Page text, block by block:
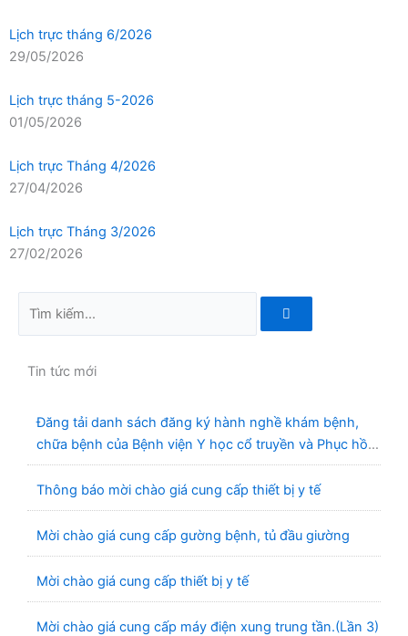
Lịch trực tháng 6/2026
29/05/2026
Lịch trực tháng 5-2026
01/05/2026
Lịch trực Tháng 4/2026
27/04/2026
Lịch trực Tháng 3/2026
27/02/2026
kiếm
Tin tức mới
Đăng tải danh sách đăng ký hành nghề khám bệnh,
chữa bệnh của Bệnh viện Y học cổ truyền và Phục hồi
chức năng Quy Nhơn (22/6/2026)
Thông báo mời chào giá cung cấp thiết bị y tế
Mời chào giá cung cấp gường bệnh, tủ đầu giường
Mời chào giá cung cấp thiết bị y tế
Mời chào giá cung cấp máy điện xung trung tần.(Lần 3)